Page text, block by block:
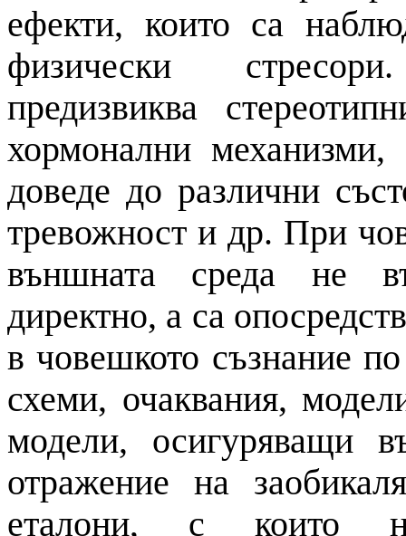
ефекти, които са
физически
предизвиква
хормонални
доведе до различни
тревожност и др. При
външната среда не
директно, а са
в човешкото съзнание
схеми, очаквания,
модели, осигуряващи
отражение на
еталони, с които